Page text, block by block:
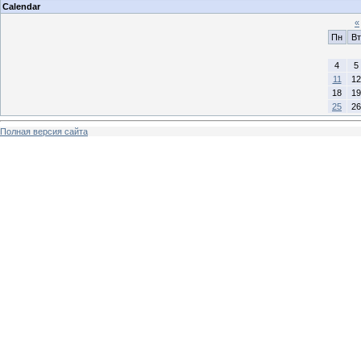
Calendar
«
Пн
Вт
4
5
11
12
18
19
25
26
Полная версия сайта